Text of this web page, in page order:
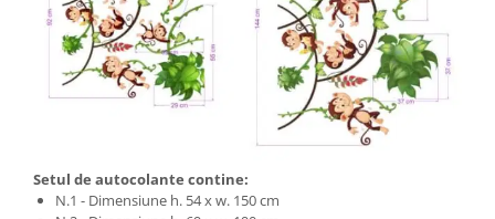
Setul de autocolante contine:
N.1 - Dimensiune h. 54 x w. 150 cm